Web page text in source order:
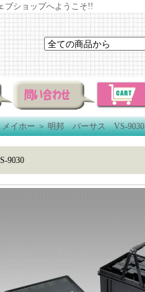
ブショップへようこそ!!
メイホー＞明邦 バーサス VS-9030
9030